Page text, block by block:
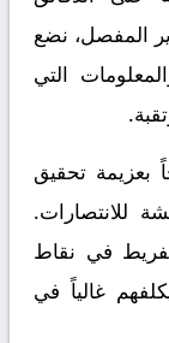
المفصل، نضع
التي
بعزيمة تحقيق
للانتصارات.
في نقاط
غالياً في